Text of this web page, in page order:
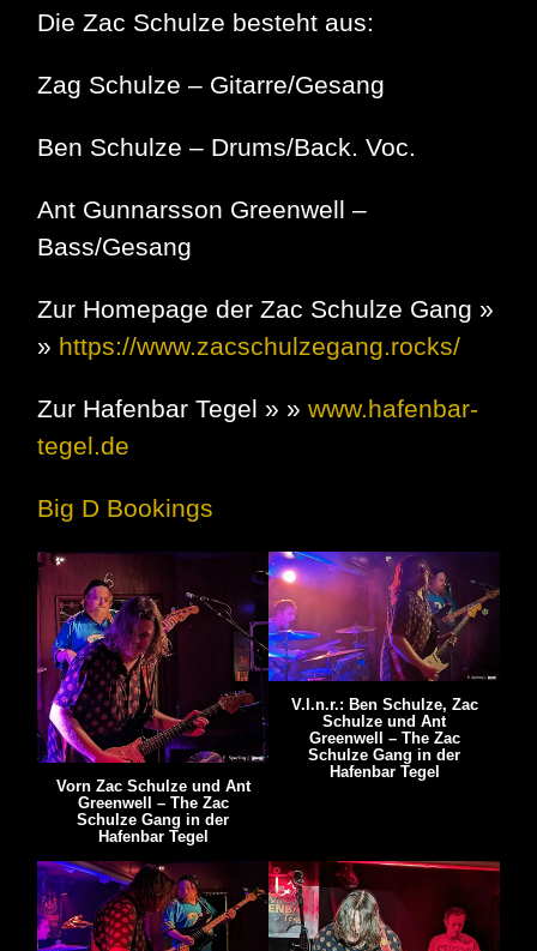
Die Zac Schulze besteht aus:
Zag Schulze – Gitarre/Gesang
Ben Schulze – Drums/Back. Voc.
Ant Gunnarsson Greenwell –
Bass/Gesang
Zur Homepage der Zac Schulze Gang »
» https://www.zacschulzegang.rocks/
Zur Hafenbar Tegel » » www.hafenbar-
tegel.de
Big D Bookings
Vorn Zac Schulze und Ant
Greenwell – The Zac
Schulze Gang in der
Hafenbar Tegel
V.l.n.r.: Ben Schulze, Zac
Schulze und Ant
Greenwell – The Zac
Schulze Gang in der
Hafenbar Tegel